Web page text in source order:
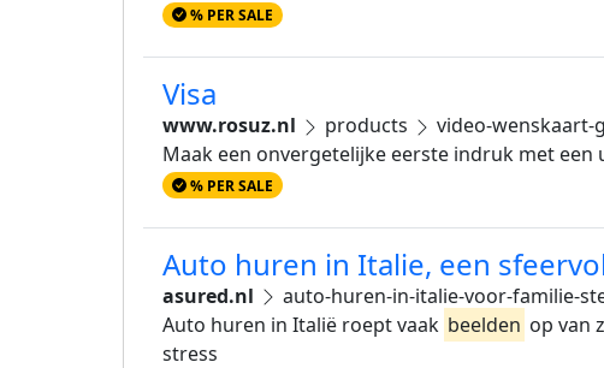
% PER SALE
Visa
www.rosuz.nl products
video-wenskaart-
Maak een onvergetelijke eerste indruk met
% PER SALE
Auto huren in Italie, een
asured.nl
auto-huren-in-italie-voor-familie-
Auto huren in Italië roept vaak beelden op van
stress